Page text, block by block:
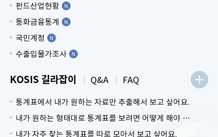
펀드산업현황
통화금융통계
국민계정
수출입물가조사
KOSIS 길라잡이
통계표에서 내가 원하는 자료만 추출해서 보고 싶어요.
내가 원하는 형태대로 통계표를 보려면 어떻게 해야 하나요?
내가 자주 찾는 통계표를 따로 모아서 보고 싶어요.
Q&A FAQ